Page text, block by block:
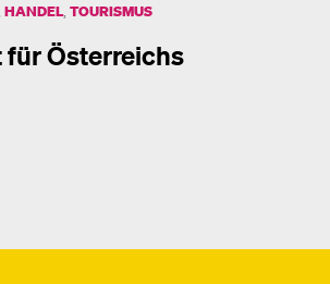
HANDEL,TOURISMUS
für Österreichs